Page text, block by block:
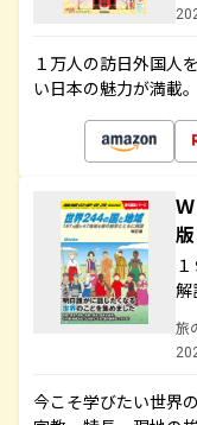
１万人の訪日外国人
い日本の魅力が満載
版
解
旅
今こそ学びたい世界